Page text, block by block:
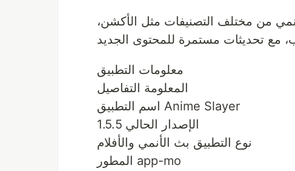
من مختلف التصنيفات مثل الأكشن،
معلومات التطبيق
المعلومة التفاصيل
اسم التطبيق Anime Slayer
الإصدار الحالي 1.5.5
نوع التطبيق بث الأنمي والأفلام
المطور app-mo